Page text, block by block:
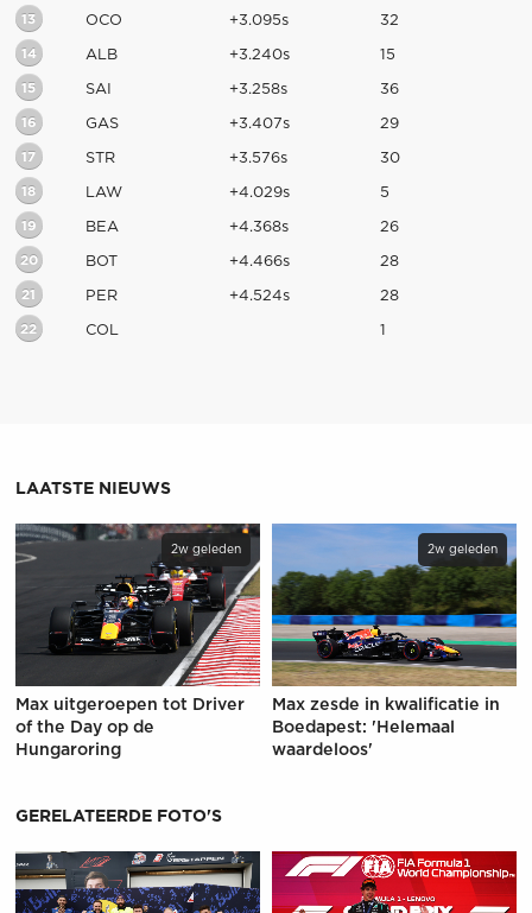
13 OCO +3.095s 32
14 ALB +3.240s 15
15 SAI +3.258s 36
16 GAS +3.407s 29
17 STR +3.576s 30
18 LAW +4.029s 5
19 BEA +4.368s 26
20 BOT +4.466s 28
21 PER +4.524s 28
22 COL 1
LAATSTE NIEUWS
2w geleden
Max uitgeroepen tot Driver
of the Day op de
Hungaroring
2w geleden
Max zesde in kwalificatie in
Boedapest: 'Helemaal
waardeloos'
GERELATEERDE FOTO'S